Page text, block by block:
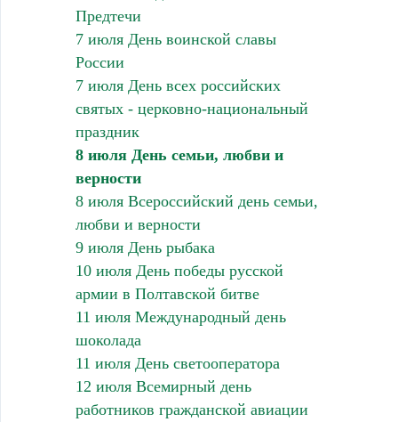
Предтечи
7 июля День воинской славы
России
7 июля День всех российских
святых - церковно-национальный
праздник
8 июля День семьи, любви и
верности
8 июля Всероссийский день семьи,
любви и верности
9 июля День рыбака
10 июля День победы русской
армии в Полтавской битве
11 июля Международный день
шоколада
11 июля День светооператора
12 июля Всемирный день
работников гражданской авиации